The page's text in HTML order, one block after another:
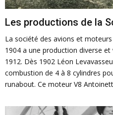
E
U
Les productions de la
La société des avions et
1904 a une production diverse et
1912. Dès 1902 Léon
combustion de 4 à 8 cylindres
runabout. Ce moteur V8